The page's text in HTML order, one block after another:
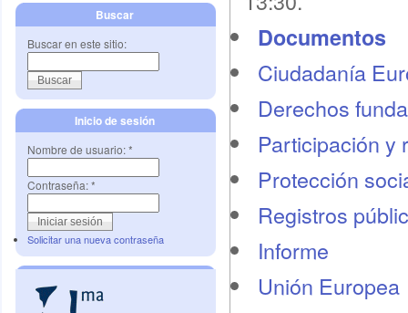
Buscar
Buscar en este sitio:
Inicio de sesión
Nombre de usuario:*
Contraseña:*
Solicitar una nueva contraseña
Documentos
Ciudadanía
Derechos
Participación y
Protección
Registros
Informe
Unión Europea